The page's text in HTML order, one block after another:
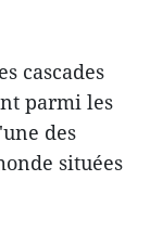
cascades
parmi les
des
situées